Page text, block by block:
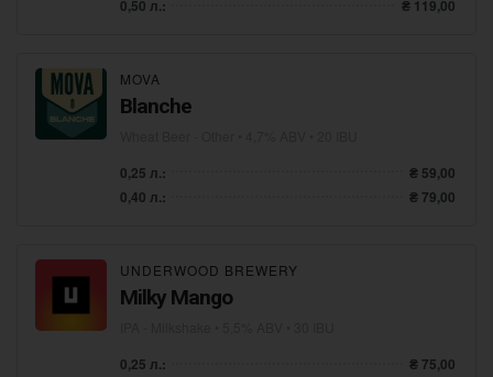
0,50 л.:
₴ 119,00
MOVA
Blanche
0,25 л.:
₴ 59,00
0,40 л.:
₴ 79,00
UNDERWOOD BREWERY
Milky Mango
0,25 л.:
₴ 75,00